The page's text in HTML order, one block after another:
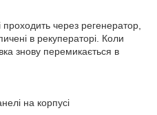
через регенератор,
в рекуператорі. Коли
знову перемикається в